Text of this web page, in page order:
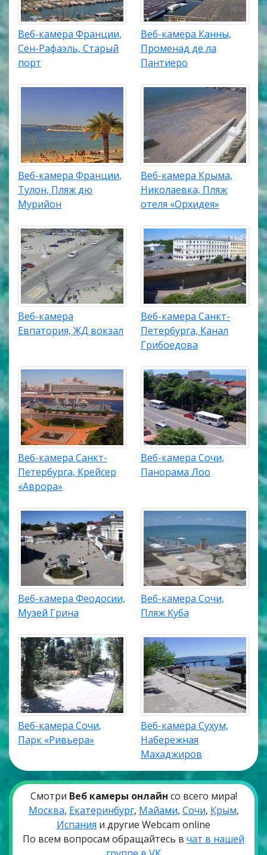
Веб-камера Франции,
Сен-Рафаэль, Старый
порт
Веб-камера Канны,
Променад де ла
Пантиеро
Веб-камера Франции,
Тулон, Пляж дю
Мурийон
Веб-камера Крыма,
Николаевка, Пляж
отеля «Орхидея»
Веб-камера
Евпатория, ЖД вокзал
Веб-камера Санкт-
Петербурга, Канал
Грибоедова
Веб-камера Санкт-
Петербурга, Крейсер
«Аврора»
Веб-камера Сочи,
Панорама Лоо
Веб-камера Феодосии,
Музей Грина
Веб-камера Сочи,
Пляж Куба
Веб-камера Сочи,
Парк «Ривьера»
Веб-камера Сухум,
Набережная
Махаджиров
Смотри Веб камеры онлайн со всего мира!
Москва, Екатеринбург, Майами, Сочи, Крым,
Испания и другие Webcam online
По всем вопросам обращайтесь в чат в нашей